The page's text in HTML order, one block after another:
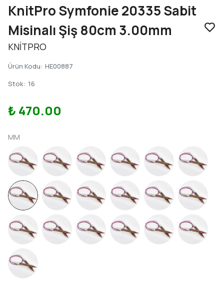
KnitPro Symfonie 20335 Sabit
Misinalı Şiş 80cm 3.00mm
KNİTPRO
Ürün Kodu: HE00887
Stok: 16
₺ 470.00
MM